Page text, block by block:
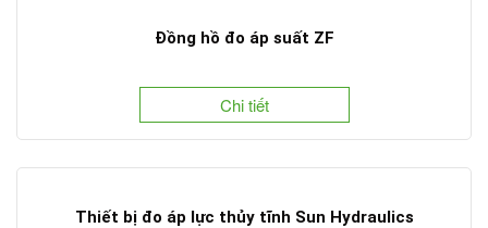
Đồng hồ đo áp suất ZF
Chi tiết
Thiết bị đo áp lực thủy tĩnh Sun Hydraulics